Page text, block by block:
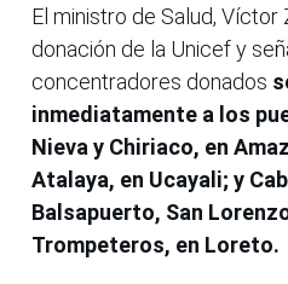
El ministro de Salud, Víctor
donación de la Unicef y
concentradores donados
inmediatamente a los
Nieva y Chiriaco, en
Atalaya, en Ucayali; y
Balsapuerto, San
Trompeteros, en Loreto.